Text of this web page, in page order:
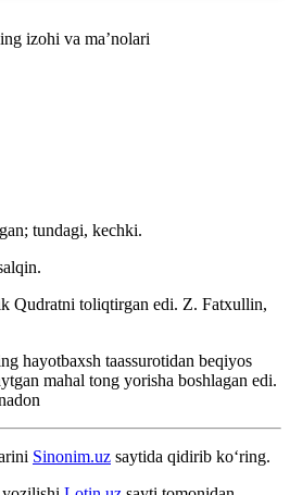
izohi va ma’nolari
tundagi, kechki.
Qudratni toliqtirgan edi. Z. Fatxullin,
hayotbaxsh taassurotidan beqiyos
mahal tong yorisha boshlagan edi.
Sinonim.uz saytida qidirib ko‘ring.